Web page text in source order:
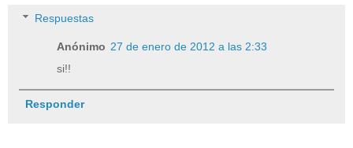
Respuestas
Anónimo 27 de enero de 2012 a las 2:33
si!!
Responder